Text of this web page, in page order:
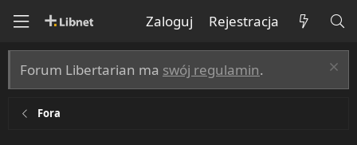
Zaloguj Rejestracja
Forum Libertarian ma swój regulamin.
Fora